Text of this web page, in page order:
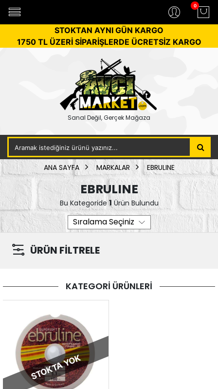
0
STOKTAN AYNI GÜN KARGO
1750 TL ÜZERİ SİPARİŞLERDE ÜCRETSİZ KARGO
Sanal Değil, Gerçek Mağaza
ANA SAYFA MARKALAR EBRULINE
EBRULINE
Bu Kategoride1 Ürün Bulundu
ÜRÜN FİLTRELE
KATEGORİ ÜRÜNLERİ
STOKTA YOK